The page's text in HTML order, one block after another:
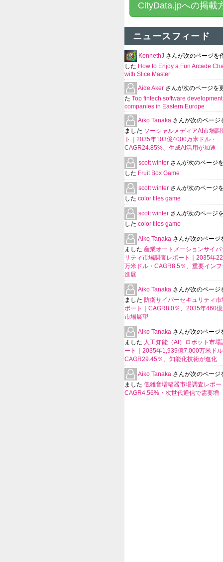
CityData.jpへの掲載
ニュースフィード
KennethJ さんが次のページを
した How to Enjoy a Fun Arcade
with Slice Master
Aide Aker さんが次のページを
た Top fintech software development
companies in Eastern Europe
Aiko Tanaka さんが次のページ
ました ソーシャルメディアAI市場調
ト｜2035年103億4000万米ドル・
CAGR24.85%、生成AI活用が加速
scott winter さんが次のページ
した Fruit Box Game
scott winter さんが次のページ
した color tiles game
scott winter さんが次のページ
した color tiles game
Aiko Tanaka さんが次のページ
ました 産業オートメーションサイ
リティ市場調査レポート｜2035年
万米ドル・CAGR8.5％、重要イン
進展
Aiko Tanaka さんが次のページ
ました 防衛サイバーセキュリティ
ポート｜CAGR8.0％、2035年460
市場展望
Aiko Tanaka さんが次のページ
ました 人工知能（AI）ロボット市場
ート｜2035年1,939億7,000万米ド
CAGR29.45％、知能化技術が進化
Aiko Tanaka さんが次のページ
ました 低雑音増幅器市場調査レポー
CAGR4.56%・次世代通信で需要増